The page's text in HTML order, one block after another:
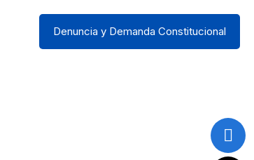
Denuncia y Demanda Constitucional